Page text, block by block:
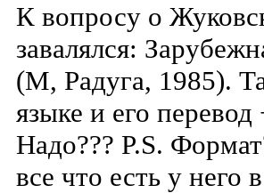
К вопросу о
завалялся:
(М, Радуга, 1985).
языке и его
Надо??? P.S.
все что есть у него